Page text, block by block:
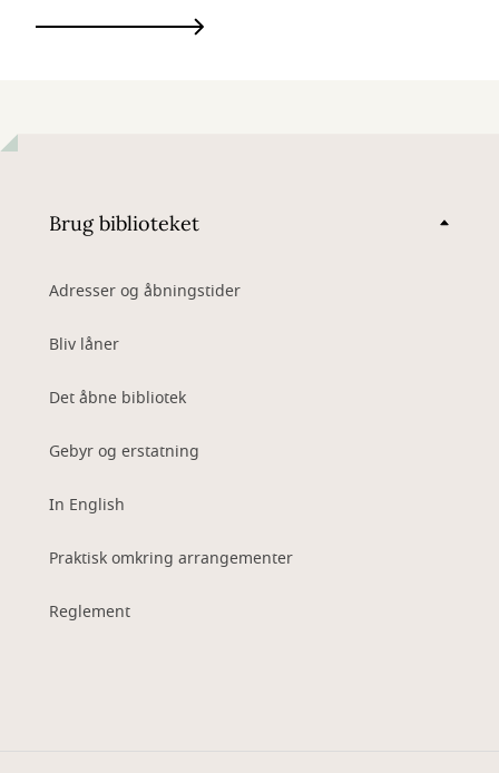
Brug biblioteket
Adresser og åbningstider
Bliv låner
Det åbne bibliotek
Gebyr og erstatning
In English
Praktisk omkring arrangementer
Reglement